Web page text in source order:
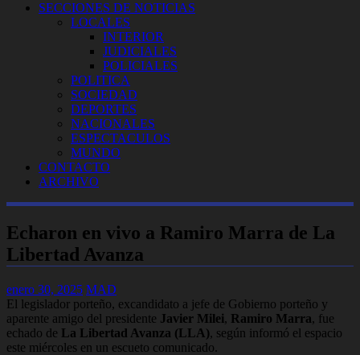
SECCIONES DE NOTICIAS
LOCALES
INTERIOR
JUDICIALES
POLICIALES
POLITICA
SOCIEDAD
DEPORTES
NACIONALES
ESPECTACULOS
MUNDO
CONTACTO
ARCHIVO
Echaron en vivo a Ramiro Marra de La
Libertad Avanza
enero 30, 2025 MAD
El legislador porteño, excandidato a jefe de Gobierno porteño y
aparente amigo del presidente Javier Milei, Ramiro Marra, fue
echado de La Libertad Avanza (LLA), según informó el espacio
este miércoles en un escueto comunicado.